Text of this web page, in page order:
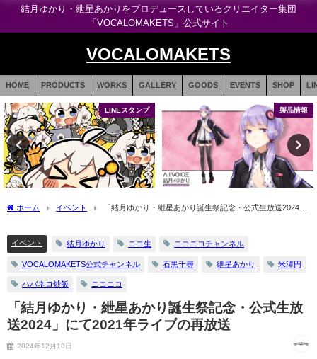
結月ゆかり・紲星あかりをプロデュースしているクリエイター集団
「VOCALOMAKETS」公式サイト
VOCALOMAKETS
HOME PRODUCTS WORKS GALLERY GOODS EVENTS SHOP
LINEスタンプ 製品情報
ホーム イベント
「結月ゆかり・紲星あかり誕生祭記念・公式生放送2024」
イベント 結月ゆかり ニコ生 ニコニコチャンネル
VOCALOMAKETS公式チャンネル 石黒千尋 紲星あかり 米澤円
ハバネロ炒飯 ニコニコ
「結月ゆかり・紲星あかり誕生祭記念・公式生放
送2024」にて2021年ライブの再放送
2024年12月10日